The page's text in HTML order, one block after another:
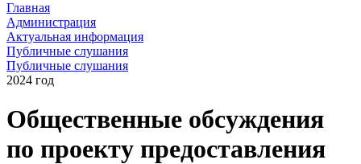
Главная
Администрация
Актуальная информация
Публичные слушания
Публичные слушания
2024 год
Общественные обсуждения
по проекту предоставления